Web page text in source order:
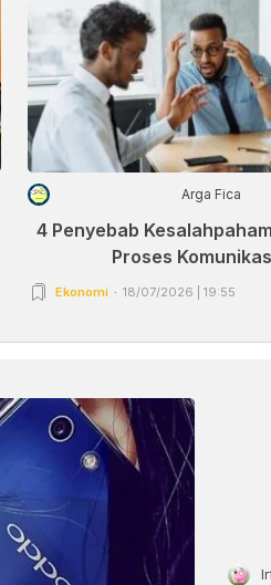
Arga Fica
4 Penyebab
Proses
Ekonomi 18/07/2026 | 19:55